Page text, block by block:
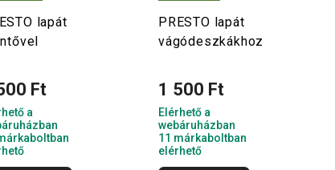
lapát
Ft
a
PRESTO lapát
vágódeszkákhoz
1 500 Ft
Elérhető a
webáruházban
11 márkaboltban
elérhető